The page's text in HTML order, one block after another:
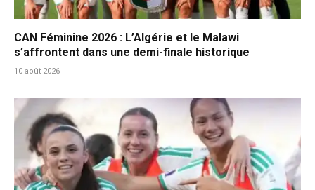
CAN Féminine 2026 : L’Algérie et le Malawi
s’affrontent dans une demi-finale historique
10 août 2026